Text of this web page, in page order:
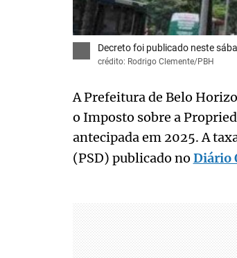
Decreto foi publicado neste
crédito: Rodrigo Clemente/PBH
A Prefeitura de Belo
o Imposto sobre a
antecipada em 2025. A
(PSD) publicado no Diário